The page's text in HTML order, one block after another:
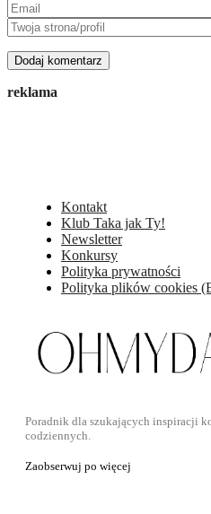
reklama
Kontakt
Klub Taka jak Ty!
Newsletter
Konkursy
Polityka prywatności
Polityka plików cookies
Poradnik dla szukających inspiracji
codziennych.
Zaobserwuj po więcej